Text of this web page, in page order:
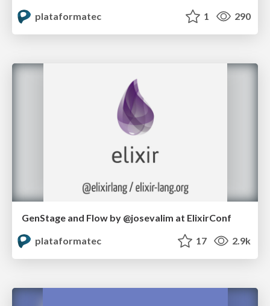
plataformatec
1 290
GenStage and Flow by @josevalim at ElixirConf
plataformatec
17 2.9k